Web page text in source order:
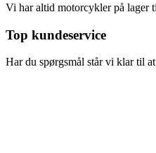
Vi har altid motorcykler på lager
Top kundeservice
Har du spørgsmål står vi klar til